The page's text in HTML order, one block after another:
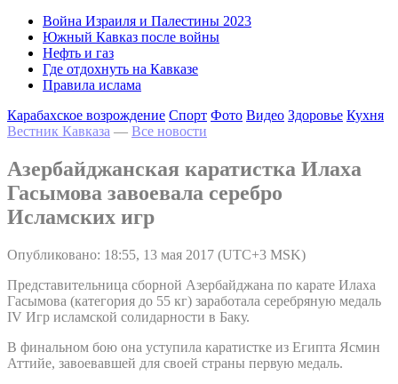
Война Израиля и Палестины 2023
Южный Кавказ после войны
Нефть и газ
Где отдохнуть на Кавказе
Правила ислама
Карабахское возрождение Спорт Фото Видео Здоровье Кухня
Вестник Кавказа — Все новости
Азербайджанская каратистка Илаха
Гасымова завоевала серебро
Исламских игр
Опубликовано: 18:55, 13 мая 2017 (UTC+3 MSK)
Представительница сборной Азербайджана по карате Илаха
Гасымова (категория до 55 кг) заработала серебряную медаль
IV Игр исламской солидарности в Баку.
В финальном бою она уступила каратистке из Египта Ясмин
Аттийе, завоевавшей для своей страны первую медаль.